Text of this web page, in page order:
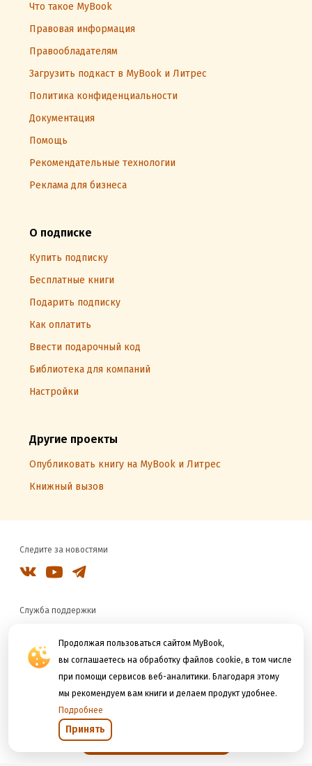
Продолжая пользоваться сайтом MyBook,
вы соглашаетесь на обработку файлов cookie, в том числе
при помощи сервисов веб-аналитики. Благодаря этому
мы рекомендуем вам книги и делаем продукт удобнее.
Подробнее
Принять
Что такое MyBook
Правовая информация
Правообладателям
Загрузить подкаст в MyBook и Литрес
Политика конфиденциальности
Документация
Помощь
Рекомендательные технологии
Реклама для бизнеса
О подписке
Купить подписку
Бесплатные книги
Подарить подписку
Как оплатить
Ввести подарочный код
Библиотека для компаний
Настройки
Другие проекты
Опубликовать книгу на MyBook и Литрес
Книжный вызов
Следите за новостями
Служба поддержки
Реклама
Мы принимаем к оплате
Открыть в приложении